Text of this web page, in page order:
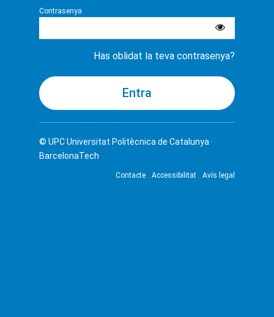
Contrasenya
Has oblidat la teva contrasenya?
© UPCUniversitat Politècnica de Catalunya ·
BarcelonaTech
Contacte Accessibilitat Avís legal